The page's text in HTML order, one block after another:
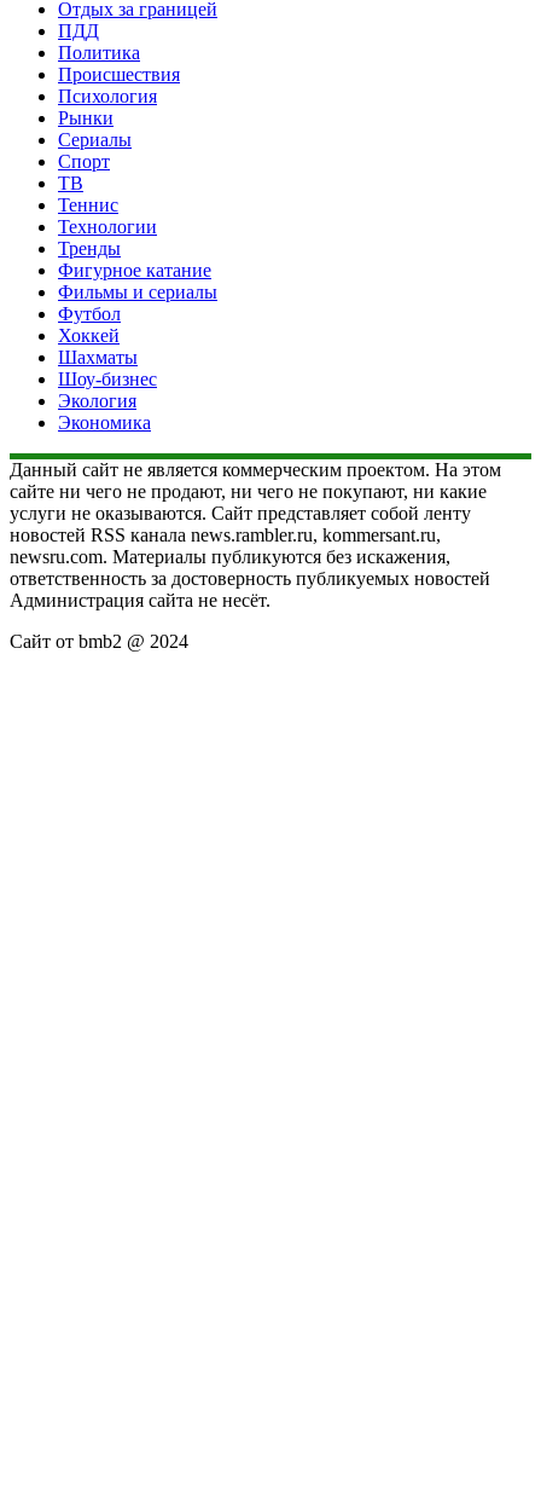
Отдых за границей
ПДД
Политика
Происшествия
Психология
Рынки
Сериалы
Спорт
ТВ
Теннис
Технологии
Тренды
Фигурное катание
Фильмы и сериалы
Футбол
Хоккей
Шахматы
Шоу-бизнес
Экология
Экономика
Данный сайт не является коммерческим проектом. На этом
сайте ни чего не продают, ни чего не покупают, ни какие
услуги не оказываются. Сайт представляет собой ленту
новостей RSS канала news.rambler.ru, kommersant.ru,
newsru.com. Материалы публикуются без искажения,
ответственность за достоверность публикуемых новостей
Администрация сайта не несёт.
Сайт от bmb2 @ 2024